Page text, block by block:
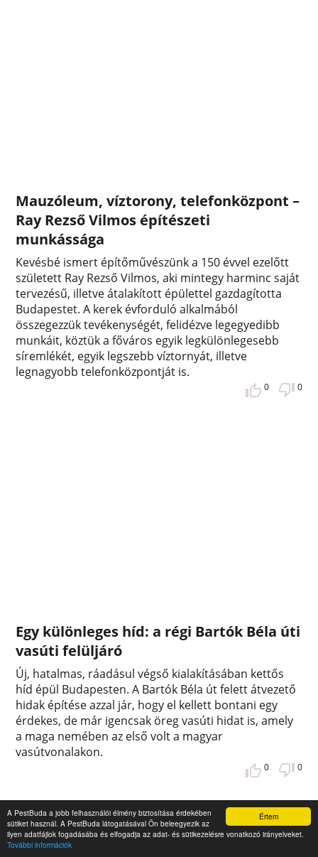
Értem
A PestBuda a jobb felhasználói élmény biztosítása érdekében
sütiket használ. A PestBuda látogatásával Ön beleegyezik az
ilyen adatfájlok fogadásába és elfogadja az adat- és sütikezelésre vonatkozó irányelveket.
További információk
Mauzóleum, víztorony, telefonközpont –
Ray Rezső Vilmos építészeti
munkássága
Kevésbé ismert építőművészünk a 150 évvel ezelőtt
született Ray Rezső Vilmos, aki mintegy harminc saját
tervezésű, illetve átalakított épülettel gazdagította
Budapestet. A kerek évforduló alkalmából
összegezzük tevékenységét, felidézve legegyedibb
munkáit, köztük a főváros egyik legkülönlegesebb
síremlékét, egyik legszebb víztornyát, illetve
legnagyobb telefonközpontját is.
0 0
Egy különleges híd: a régi Bartók Béla úti
vasúti felüljáró
Új, hatalmas, ráadásul végső kialakításában kettős
híd épül Budapesten. A Bartók Béla út felett átvezető
hidak építése azzal jár, hogy el kellett bontani egy
érdekes, de már igencsak öreg vasúti hidat is, amely
a maga nemében az első volt a magyar
vasútvonalakon.
0 0